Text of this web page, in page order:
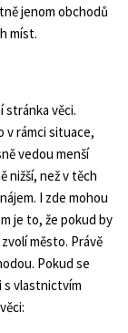
jenom obchodů
míst.
stránka věci.
v rámci situace,
vedou menší
nižší, než v těch
I zde mohou
je to, že pokud by
město. Právě
Pokud se
s vlastnictvím